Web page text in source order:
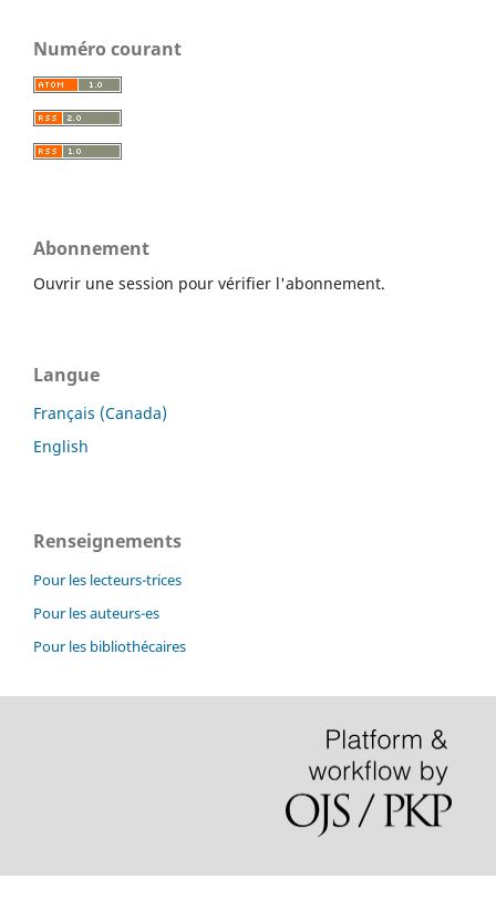
Numéro courant
Abonnement
Ouvrir une session pour vérifier l'abonnement.
Langue
Français (Canada)
English
Renseignements
Pour les lecteurs-trices
Pour les auteurs-es
Pour les bibliothécaires